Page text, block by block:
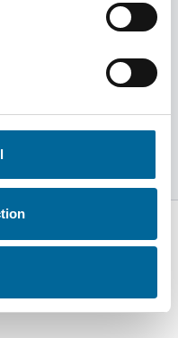
und von starken